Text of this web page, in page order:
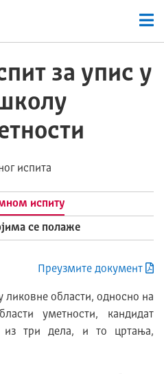
за упис у
испита
испиту
се полаже
Преузмите документ
ликовне области, односно на
уметности, кандидат
из три дела, и то цртања,